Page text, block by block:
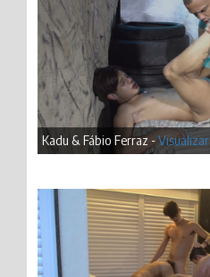
Kadu & Fábio Ferraz -Visualizar